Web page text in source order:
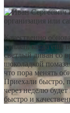
организация или
Качественно
куплен, когда еще
светлый диван со
шоколадкой
что пора менять
Приехали быстро,
через неделю
быстро и